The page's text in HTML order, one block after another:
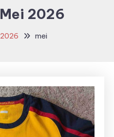
Mei 2026
2026 mei